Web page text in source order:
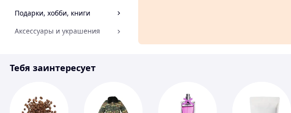
Подарки, хобби, книги
Аксессуары и украшения
Спорт и отдых
Тебя заинтересует